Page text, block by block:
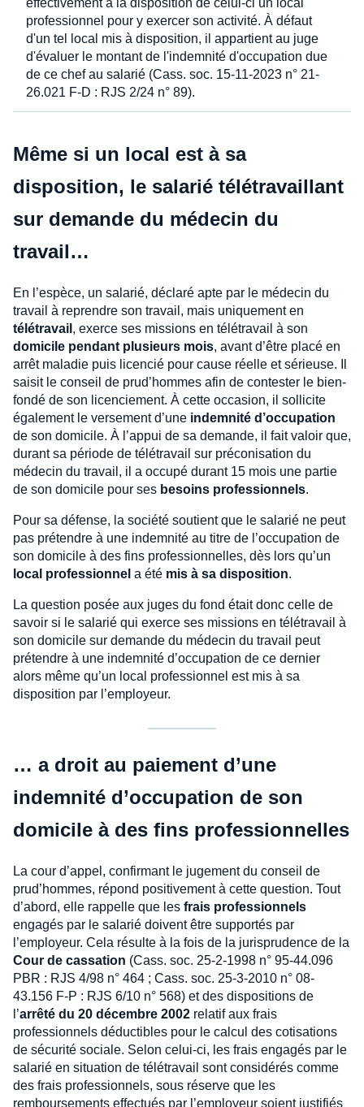
effectivement à la disposition de celui-ci un local
professionnel pour y exercer son activité. À défaut
d'un tel local mis à disposition, il appartient au juge
d'évaluer le montant de l'indemnité d'occupation due
de ce chef au salarié (Cass. soc. 15-11-2023 n° 21-
26.021 F-D : RJS 2/24 n° 89).
Même si un local est à sa
disposition, le salarié télétravaillant
sur demande du médecin du
travail…
En l’espèce, un salarié, déclaré apte par le médecin du
travail à reprendre son travail, mais uniquement en
télétravail , exerce ses missions en télétravail à son
domicile pendant plusieurs mois, avant d’être placé en
arrêt maladie puis licencié pour cause réelle et sérieuse. Il
saisit le conseil de prud’hommes afin de contester le bien-
fondé de son licenciement. À cette occasion, il sollicite
également le versement d’une indemnité d’occupation
de son domicile. À l’appui de sa demande, il fait valoir que,
durant sa période de télétravail sur préconisation du
médecin du travail, il a occupé durant 15 mois une partie
de son domicile pour ses besoins professionnels.
Pour sa défense, la société soutient que le salarié ne peut
pas prétendre à une indemnité au titre de l’occupation de
son domicile à des fins professionnelles, dès lors qu’un
local professionnel a été mis à sa disposition.
La question posée aux juges du fond était donc celle de
savoir si le salarié qui exerce ses missions en télétravail à
son domicile sur demande du médecin du travail peut
prétendre à une indemnité d’occupation de ce dernier
alors même qu’un local professionnel est mis à sa
disposition par l’employeur.
… a droit au paiement d’une
indemnité d’occupation de son
domicile à des fins professionnelles
La cour d’appel, confirmant le jugement du conseil de
prud’hommes, répond positivement à cette question. Tout
d’abord, elle rappelle que les frais professionnels
engagés par le salarié doivent être supportés par
l’employeur. Cela résulte à la fois de la jurisprudence de la
Cour de cassation (Cass. soc. 25-2-1998 n° 95-44.096
PBR : RJS 4/98 n° 464 ; Cass. soc. 25-3-2010 n° 08-
43.156 F-P : RJS 6/10 n° 568) et des dispositions de
l’arrêté du 20 décembre 2002 relatif aux frais
professionnels déductibles pour le calcul des cotisations
de sécurité sociale. Selon celui-ci, les frais engagés par le
salarié en situation de télétravail sont considérés comme
des frais professionnels, sous réserve que les
remboursements effectués par l’employeur soient justifiés